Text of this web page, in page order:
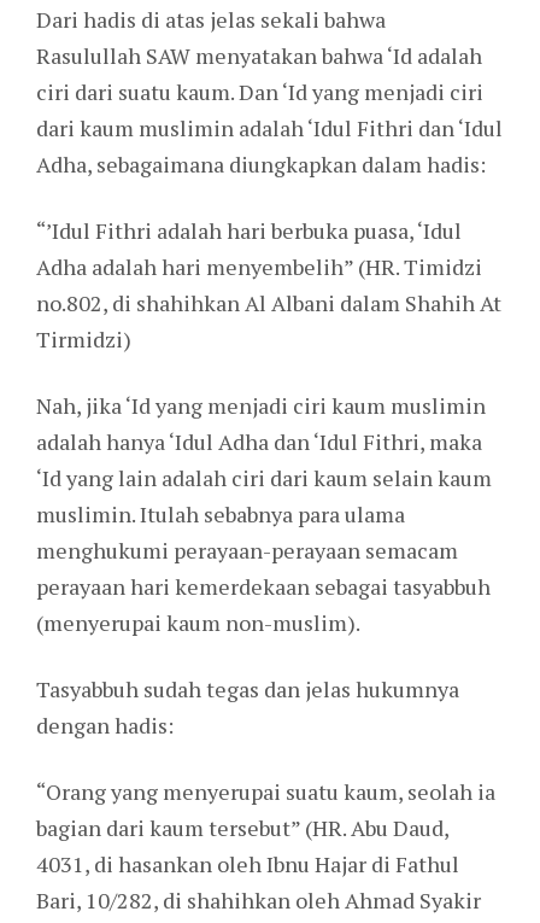
Dari hadis di atas jelas sekali bahwa
Rasulullah SAW menyatakan bahwa ‘Id adalah
ciri dari suatu kaum. Dan ‘Id yang menjadi ciri
dari kaum muslimin adalah ‘Idul Fithri dan ‘Idul
Adha, sebagaimana diungkapkan dalam hadis:
“’Idul Fithri adalah hari berbuka puasa, ‘Idul
Adha adalah hari menyembelih” (HR. Timidzi
no.802, di shahihkan Al Albani dalam Shahih At
Tirmidzi)
Nah, jika ‘Id yang menjadi ciri kaum muslimin
adalah hanya ‘Idul Adha dan ‘Idul Fithri, maka
‘Id yang lain adalah ciri dari kaum selain kaum
muslimin. Itulah sebabnya para ulama
menghukumi perayaan-perayaan semacam
perayaan hari kemerdekaan sebagai tasyabbuh
(menyerupai kaum non-muslim).
Tasyabbuh sudah tegas dan jelas hukumnya
dengan hadis:
“Orang yang menyerupai suatu kaum, seolah ia
bagian dari kaum tersebut” (HR. Abu Daud,
4031, di hasankan oleh Ibnu Hajar di Fathul
Bari, 10/282, di shahihkan oleh Ahmad Syakir